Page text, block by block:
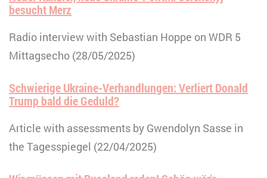
besucht Merz
Radio interview with Sebastian Hoppe on WDR 5
Mittagsecho (28/05/2025)
Schwierige Ukraine-Verhandlungen: Verliert Donald
Trump bald die Geduld?
Article with assessments by Gwendolyn Sasse in
the Tagesspiegel (22/04/2025)